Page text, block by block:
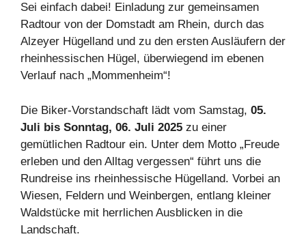
Sei einfach dabei! Einladung zur gemeinsamen
Radtour von der Domstadt am Rhein, durch das
Alzeyer Hügelland und zu den ersten Ausläufern der
rheinhessischen Hügel, überwiegend im ebenen
Verlauf nach „Mommenheim“!
Die Biker-Vorstandschaft lädt vom Samstag, 05.
Juli bis Sonntag, 06. Juli 2025 zu einer
gemütlichen Radtour ein. Unter dem Motto „Freude
erleben und den Alltag vergessen“ führt uns die
Rundreise ins rheinhessische Hügelland. Vorbei an
Wiesen, Feldern und Weinbergen, entlang kleiner
Waldstücke mit herrlichen Ausblicken in die
Landschaft.